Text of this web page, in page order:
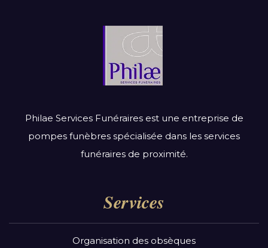
Philae Services Funéraires est une entreprise de
pompes funèbres spécialisée dans les services
funéraires de proximité.
Services
Organisation des obsèques